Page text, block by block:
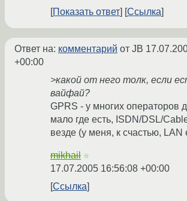
Показать ответ
Ссылка
Ответ на: комментарий от JB
+00:00
>какой от него толк, если
вайфай?
GPRS - у многих операторов
мало где есть, ISDN/DSL/
везде (у меня, к счастью, LAN
mikhail ☆
17.07.2005 16:56:08 +00:00
Ссылка